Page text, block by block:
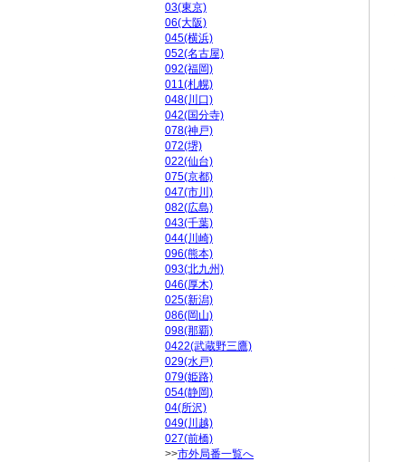
03(東京)
06(大阪)
045(横浜)
052(名古屋)
092(福岡)
011(札幌)
048(川口)
042(国分寺)
078(神戸)
072(堺)
022(仙台)
075(京都)
047(市川)
082(広島)
043(千葉)
044(川崎)
096(熊本)
093(北九州)
046(厚木)
025(新潟)
086(岡山)
098(那覇)
0422(武蔵野三鷹)
029(水戸)
079(姫路)
054(静岡)
04(所沢)
049(川越)
027(前橋)
>>市外局番一覧へ